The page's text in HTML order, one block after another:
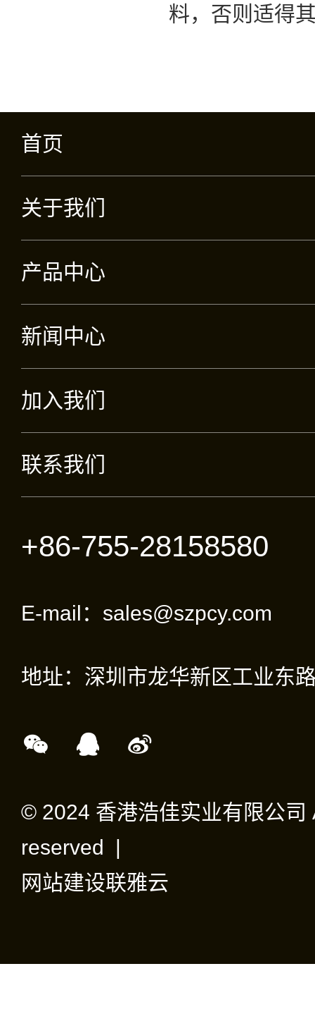
料，否则适得
首页
关于我们
产品中心
新闻中心
加入我们
联系我们
+86-755-28158580
E-mail：sales@szpcy.com
地址：深圳市龙华新区工业东
© 2024 香港浩佳实业有限公司
reserved |
网站建设联雅云